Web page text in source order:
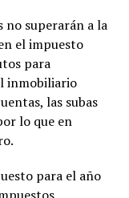
no superarán a la
el impuesto
para
inmobiliario
las subas
lo que en
para el año